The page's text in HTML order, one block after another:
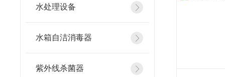
水处理设备
水箱自洁消毒器
紫外线杀菌器